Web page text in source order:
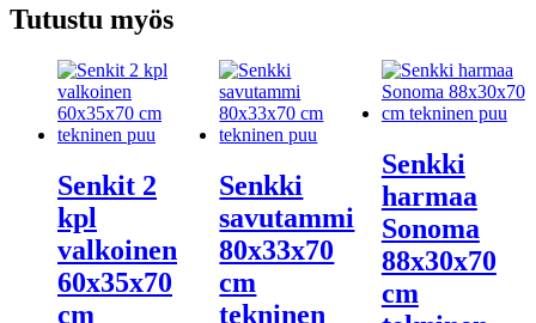
määrä
Tutustu myös
Senkit 2
kpl
valkoinen
60x35x70
cm
Senkki
savutammi
80x33x70
cm
tekninen
Senkki
harmaa
Sonoma
88x30x70
cm